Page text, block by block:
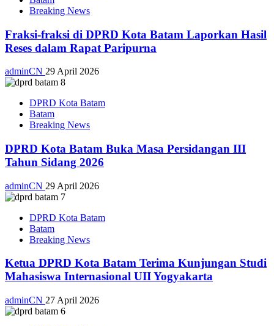
Breaking News
Fraksi-fraksi di DPRD Kota Batam Laporkan Hasil
Reses dalam Rapat Paripurna
adminCN 29 April 2026
DPRD Kota Batam
Batam
Breaking News
DPRD Kota Batam Buka Masa Persidangan III
Tahun Sidang 2026
adminCN 29 April 2026
DPRD Kota Batam
Batam
Breaking News
Ketua DPRD Kota Batam Terima Kunjungan Studi
Mahasiswa Internasional UII Yogyakarta
adminCN 27 April 2026